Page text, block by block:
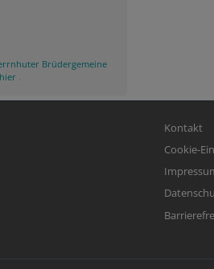
Brüdergemeine
hier
Kontakt
Cookie-